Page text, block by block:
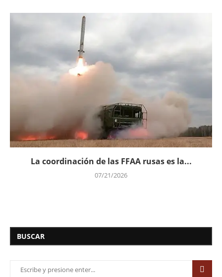
La coordinación de las FFAA rusas es la...
07/21/2026
BUSCAR